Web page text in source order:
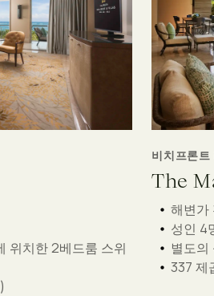
위치한 2베드룸 스위
비치프론트
The
해변가
성인 4
별도의
337 제